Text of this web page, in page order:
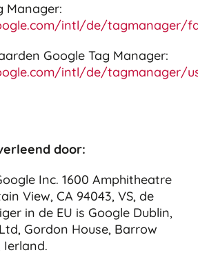
Manager:
intl/de/tagmanager/
Google Tag Manager:
intl/de/tagmanager/
door:
Inc. 1600 Amphitheatre
View, CA 94043, VS, de
in de EU is Google Dublin,
Gordon House, Barrow
Ierland.